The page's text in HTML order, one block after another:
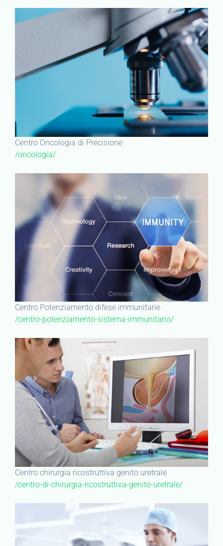
Centro Oncologia di Precisione
/oncologia/
Centro Potenziamento difese immunitarie
/centro-potenziamento-sistema-immunitario/
Centro chirurgia ricostruttiva genito uretrale
/centro-di-chirurgia-ricostruttiva-genito-uretrale/